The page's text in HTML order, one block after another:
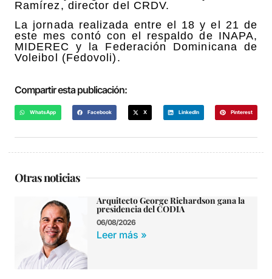
Ramírez, director del CRDV.
La jornada realizada entre el 18 y el 21 de
este mes contó con el respaldo de INAPA,
MIDEREC y la Federación Dominicana de
Voleibol (Fedovoli).
Compartir esta publicación:
WhatsApp Facebook X LinkedIn Pinterest
Otras noticias
Arquitecto George Richardson gana la
presidencia del CODIA
06/08/2026
Leer más »